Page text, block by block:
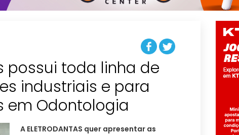
possui toda linha de
industriais e para
em Odontologia
A ELETRODANTAS quer apresentar as